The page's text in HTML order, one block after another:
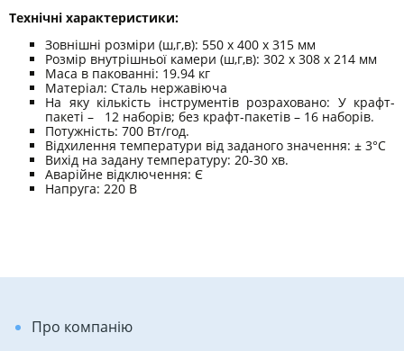
Технічні характеристики:
Зовнішні розміри (ш,г,в): 550 х 400 х 315 мм
Розмір внутрішньої камери (ш,г,в): 302 х 308 х 214 мм
Маса в пакованні: 19.94 кг
Матеріал: Сталь нержавіюча
На яку кількість інструментів розраховано: У крафт-
пакеті – 12 наборів; без крафт-пакетів – 16 наборів.
Потужність: 700 Вт/год.
Відхилення температури від заданого значення: ± 3°C
Вихід на задану температуру: 20-30 хв.
Аварійне відключення: Є
Напруга: 220 В
Про компанію